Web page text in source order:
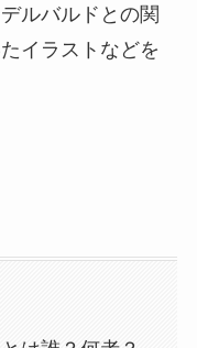
ルバルドとの関
イラストなどを